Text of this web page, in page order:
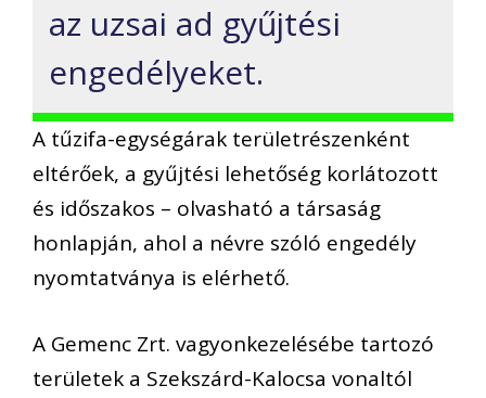
az uzsai ad gyűjtési
engedélyeket.
A tűzifa-egységárak területrészenként
eltérőek, a gyűjtési lehetőség korlátozott
és időszakos – olvasható a társaság
honlapján, ahol a névre szóló engedély
nyomtatványa is elérhető.
A Gemenc Zrt. vagyonkezelésébe tartozó
területek a Szekszárd-Kalocsa vonaltól